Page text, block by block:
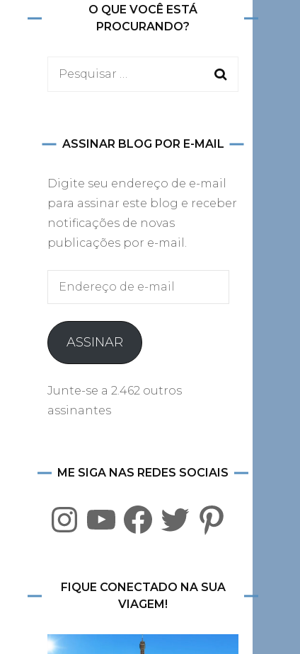
O QUE VOCÊ ESTÁ
PROCURANDO?
Pesquisar
ASSINAR BLOG POR E-MAIL
Digite seu endereço de e-mail
para assinar este blog e receber
notificações de novas
publicações por e-mail.
Endereço
mailASSINAR
Junte-se a 2.462 outros
assinantes
ME SIGA NAS REDES SOCIAIS
InstagramYouTube FacebookTwitter Pinterest
FIQUE CONECTADO NA SUA
VIAGEM!